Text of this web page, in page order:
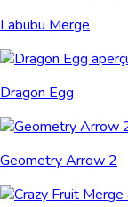
Labubu Merge
Dragon Egg
Geometry Arrow 2